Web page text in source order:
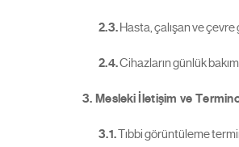
2.3.Hasta, çalışan ve
2.4.Cihazların günlük
3. Mesleki İletişim ve
3.1.Tıbbi görüntüleme